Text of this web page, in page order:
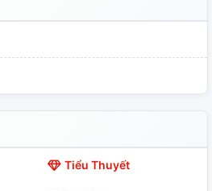
Tiểu Thuyết